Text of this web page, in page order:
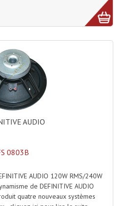
Fil HF VHF 200MHZ
Fil HF UHF 800MHZ
De Studio
De Surface
Reverbes Etc...
Pour Discours
Échantillonneurs
AUDIO
0803B
AUDIO 120W RMS/240W
de DEFINITIVE AUDIO
quatre nouveaux systèmes